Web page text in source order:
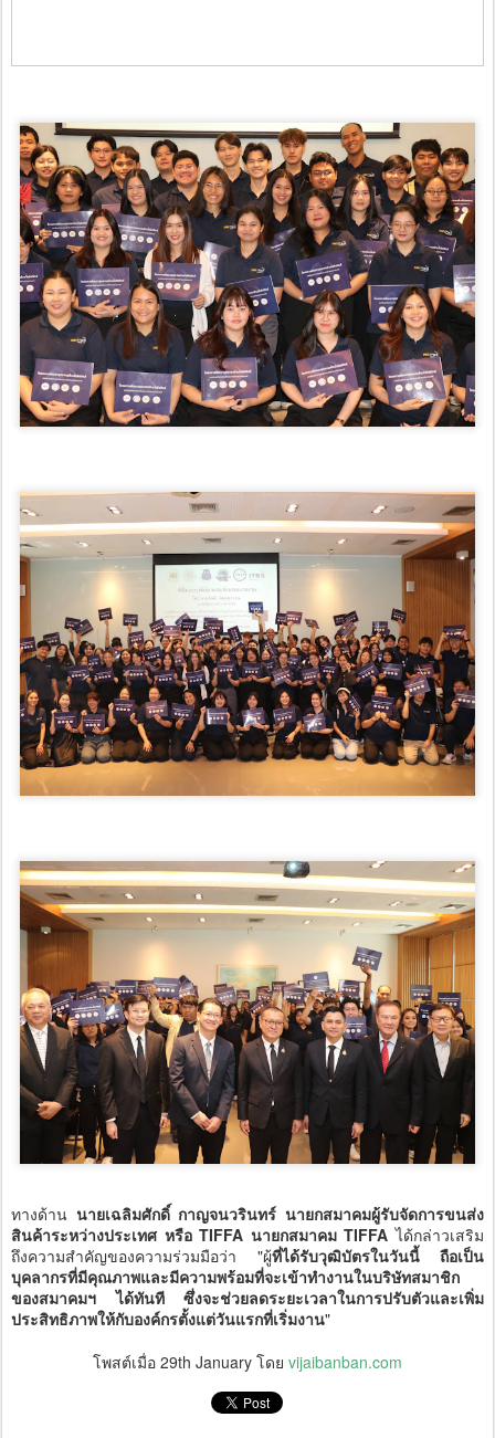
ทางด้าน นายเฉลิมศักดิ์ กาญจนวรินทร์ นายกสมาคมผู้รับจัดการขนส่ง
สินค้าระหว่างประเทศ หรือ TIFFA นายกสมาคม TIFFA ได้กล่าวเสริม
ถึงความสำคัญของความร่วมมือว่า "ผู้ที่ได้รับวุฒิบัตรในวันนี้ ถือเป็น
บุคลากรที่มีคุณภาพและมีความพร้อมที่จะเข้าทำงานในบริษัทสมาชิก
ของสมาคมฯ ได้ทันที ซึ่งจะช่วยลดระยะเวลาในการปรับตัวและเพิ่ม
ประสิทธิภาพให้กับองค์กรตั้งแต่วันแรกที่เริ่มงาน"
โพสต์เมื่อ 29th January โดย vijaibanban.com